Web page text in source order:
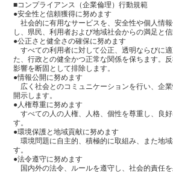
■コンプライアンス（企業倫理）行動規範
●安全性と信頼獲得に努めます
社会的に有用なサービスを、安全性や個人情
し、県民、利用者および地域社会からの満足と信
●公正さと健全さの確保に努めます
すべての利用者に対して公正、透明ならびに
た、行政との健全かつ正常な関係を保ちます。
影響を断固として排除します。
●情報公開に努めます
広く社会とのコミュニケーションを行い、企
開示します。
●人権尊重に努めます
すべての人の人権、人格、個性を尊重し、良
す。
●環境保護と地域貢献に努めます
環境問題に自主的、積極的に取組み、また地
す。
●法令遵守に努めます
国内外の法令、ルールを遵守し、社会的責任を